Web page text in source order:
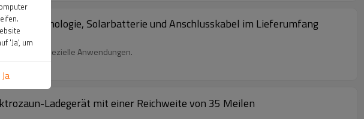
Solarbatterie und Anschlusskabel im Lieferumfang
und für spezielle Anwendungen.
Ladegerät mit einer Reichweite von 35 Meilen
'Ja', um
Ja